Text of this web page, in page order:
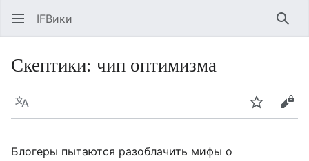
IFВики
Скептики: чип оптимизма
Язык Следить
Блогеры пытаются разоблачить мифы о